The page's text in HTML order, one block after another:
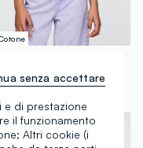
T-shirt a maniche corte con volant e logo GAP
e di prestazione
il funzionamento
Altri cookie (i
senza accettare